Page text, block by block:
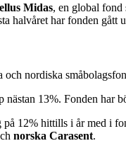
Midas, en global fond
halvåret har fonden gått
nordiska
nästan 13%. Fonden har
på 12% hittills i år med i
norska Carasent.